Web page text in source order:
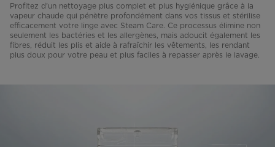
Profitez d'un nettoyage plus complet et plus hygiénique grâce à la
vapeur chaude qui pénètre profondément dans vos tissus et stérilise
efficacement votre linge avec Steam Care. Ce processus élimine non
seulement les bactéries et les allergènes, mais adoucit également les
fibres, réduit les plis et aide à rafraîchir les vêtements, les rendant
plus doux pour votre peau et plus faciles à repasser après le lavage.